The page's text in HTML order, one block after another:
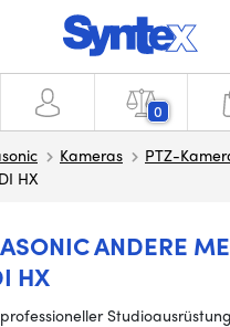
0
Kameras
PTZ-
HX
ANDERE
HX